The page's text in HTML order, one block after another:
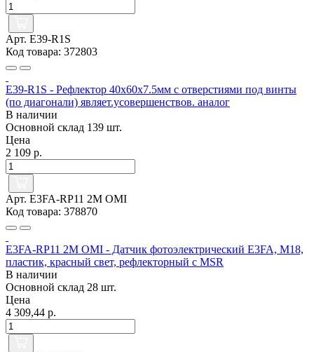
Арт. E39-R1S
Код товара: 372803
E39-R1S - Рефлектор 40x60x7.5мм с отверстиями под винты
(по диагонали) являет.усовершенствов. аналог
В наличии
Основной склад 139 шт.
Цена
2 109 р.
Арт. E3FA-RP11 2M OMI
Код товара: 378870
E3FA-RP11 2M OMI - Датчик фотоэлектрический E3FA, M18,
пластик, красный свет, рефлекторный с MSR
В наличии
Основной склад 28 шт.
Цена
4 309,44 р.